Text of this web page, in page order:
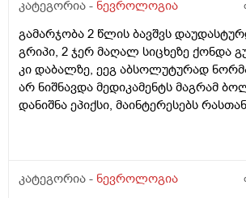
ცალკე გავუკეთო ან საერთოდ არა.
კატეგორია - ნევროლოგია
გამარჯობა 2 წლის ბავშვს
გრიპი, 2 ჯერ მაღალ სიცხეზე ქონდა
კი დაბალზე, ეეგ აბსოლუტურად
არ ნიშნავდა მედიკამენტს მაგრამ
დანიშნა ეპიქსი, მაინტერესებს
რამდენი ხანი უნდა მიიღოს ეს
კატეგორია - ნევროლოგია